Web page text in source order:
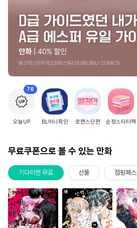
76
오늘UP BL머니확인 로맨스단편 순정스타터팩
무료쿠폰으로 볼 수 있는 만화
기다리면 무료 선물 점핑패스